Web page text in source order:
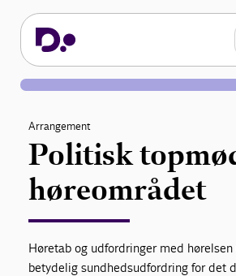
Arrangement
Politisk
høreområdet
Høretab og udfordringer med hørelsen
betydelig sundhedsudfordring for det